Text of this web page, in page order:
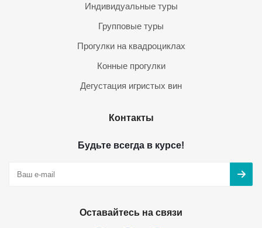
Индивидуальные туры
Групповые туры
Прогулки на квадроциклах
Конные прогулки
Дегустация игристых вин
Контакты
Будьте всегда в курсе!
Оставайтесь на связи